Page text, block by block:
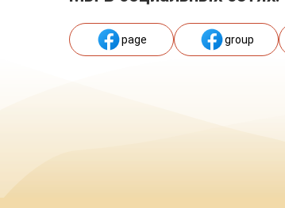
page group